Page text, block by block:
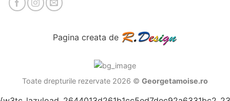
Pagina creata de
Toate drepturile rezervate 2026 © Georgetamoise.ro